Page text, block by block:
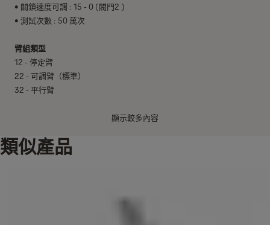
• 關鎖速度可調 : 15 - 0 (閥門2 )
• 測試次數 : 50 萬次
臂組類型
12 - 停定臂
22 - 可調臂（標準）
32 - 平行臂
CF - 低溫
顯示較多內容
類似產品